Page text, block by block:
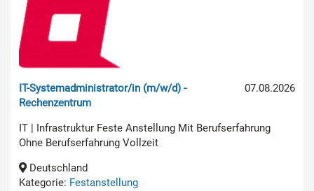
07.08.2026
IT-Systemadministrator/in (m/w/d) -
Rechenzentrum
IT | Infrastruktur Feste Anstellung Mit Berufserfahrung
Ohne Berufserfahrung Vollzeit
Deutschland
Kategorie: Festanstellung